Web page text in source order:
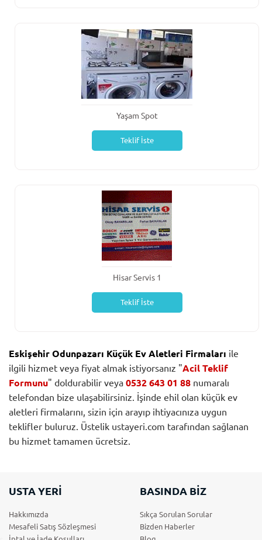
Yaşam Spot
Teklif İste
Hisar Servis 1
Teklif İste
Eskişehir Odunpazarı Küçük Ev Aletleri Firmaları ile
ilgili hizmet veya fiyat almak istiyorsanız "Acil Teklif
Formunu" doldurabilir veya 0532 643 01 88 numaralı
telefondan bize ulaşabilirsiniz. İşinde ehil olan küçük ev
aletleri firmalarını, sizin için arayıp ihtiyacınıza uygun
teklifler buluruz. Üstelik ustayeri.com tarafından sağlanan
bu hizmet tamamen ücretsiz.
USTA YERİ
Hakkımızda
Mesafeli Satış Sözleşmesi
BASINDA BİZ
Sıkça Sorulan Sorular
Bizden Haberler